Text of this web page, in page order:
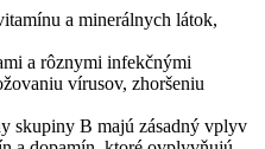
a minerálnych látok,
a rôznymi infekčnými
vírusov, zhoršeniu
skupiny B majú zásadný vplyv